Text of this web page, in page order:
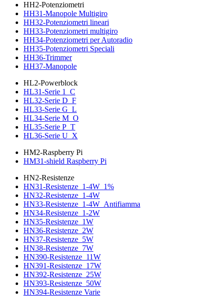
HH2-Potenziometri
HH31-Manopole Multigiro
HH32-Potenziometri lineari
HH33-Potenziometri multigiro
HH34-Potenziometri per Autoradio
HH35-Potenziometri Speciali
HH36-Trimmer
HH37-Manopole
HL2-Powerblock
HL31-Serie 1_C
HL32-Serie D_F
HL33-Serie G_L
HL34-Serie M_O
HL35-Serie P_T
HL36-Serie U_X
HM2-Raspberry Pi
HM31-shield Raspberry Pi
HN2-Resistenze
HN31-Resistenze_1-4W_1%
HN32-Resistenze_1-4W
HN33-Resistenze_1-4W_Antifiamma
HN34-Resistenze_1-2W
HN35-Resistenze_1W
HN36-Resistenze_2W
HN37-Resistenze_5W
HN38-Resistenze_7W
HN390-Resistenze_11W
HN391-Resistenze_17W
HN392-Resistenze_25W
HN393-Resistenze_50W
HN394-Resistenze Varie